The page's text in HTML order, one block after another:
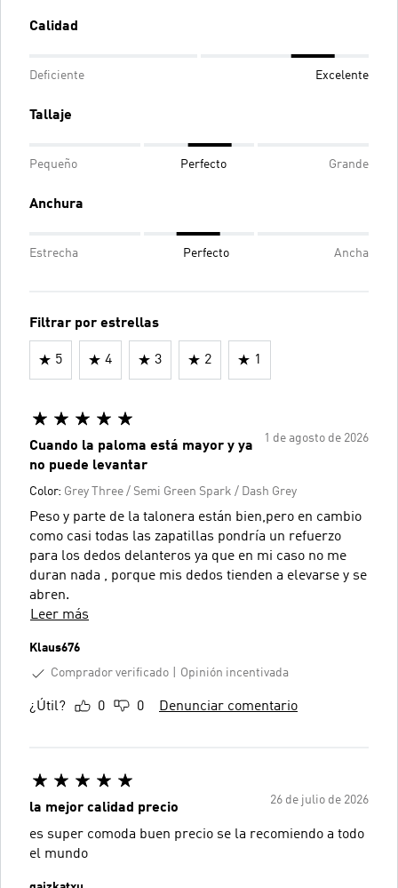
Calidad
Deficiente Excelente
Tallaje
Pequeño Perfecto Grande
Anchura
Estrecha Perfecto Ancha
Filtrar por estrellas
5 4 3 2 1
1 de agosto de 2026
Cuando la paloma está mayor y ya
no puede levantar
Color: Grey Three / Semi Green Spark / Dash Grey
Peso y parte de la talonera están bien,pero en cambio
como casi todas las zapatillas pondría un refuerzo
para los dedos delanteros ya que en mi caso no me
duran nada , porque mis dedos tienden a elevarse y se
abren.
Leer más
Klaus676
Comprador verificado
Opinión incentivada
¿Útil? 0 0 Denunciar comentario
26 de julio de 2026
la mejor calidad precio
es super comoda buen precio se la recomiendo a todo
el mundo